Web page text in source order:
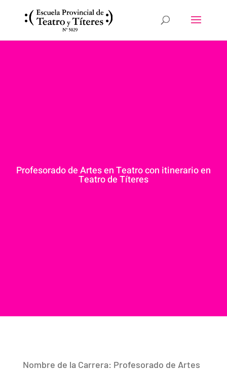
Profesorado de Artes en Teatro con itinerario en
Teatro de Títeres
Nombre de la Carrera: Profesorado de Artes